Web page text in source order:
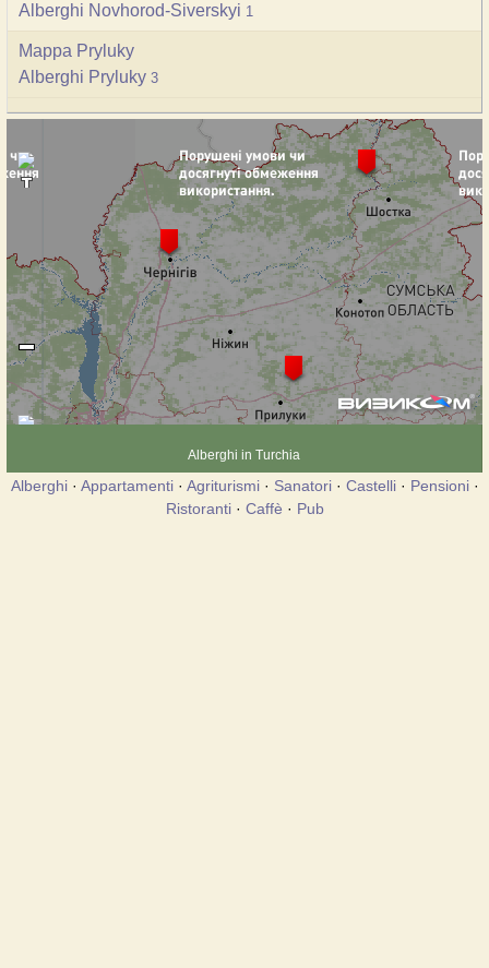
Alberghi Novhorod-Siverskyi 1
Mappa Pryluky
Alberghi Pryluky 3
Alberghi in Turchia
Alberghi· Appartamenti· Agriturismi· Sanatori· Castelli· Pensioni·
Ristoranti· Caffè · Pub